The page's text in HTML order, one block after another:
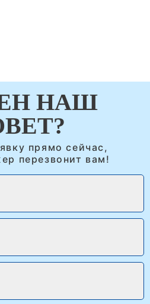
НАШ
прямо сейчас,
перезвонит вам!